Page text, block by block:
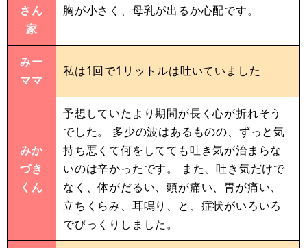
さん
家
胸が小さく、母乳が出るか心配です。
みー
ママ
私は1回で1リットルは吐いていました
みか
づき
くん
予想していたより期間が長く心が折れそう
でした。 多少の波はあるものの、ずっと気
持ち悪くて何をしてても吐き気が治まらな
いのは辛かったです。 また、吐き気だけで
なく、体がだるい、頭が痛い、胃が痛い、
立ちくらみ、耳鳴り、と、症状がいろいろ
でびっくりしました。